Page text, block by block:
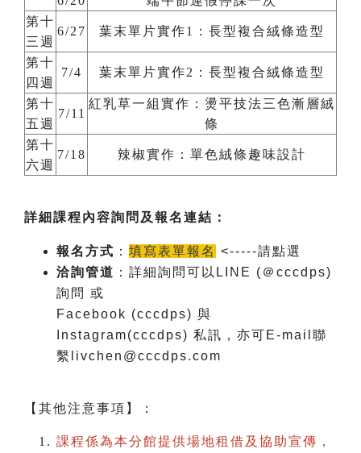
第十
三週
6/27 葉末單片實作1：⾧型複合絨條造型
第十
四週
7/4 葉末單片實作2：⾧型複合絨條造型
第十
五週
7/11
紅乳草一組實作：燙平技法三色漸層絨
條
第十
六週
7/18 辣椒實作：單色絨條趣味設計
詳細課程內容詢問及報名連結：
報名方式 ： 填寫表單報名 <-----請點選
洽詢管道 ：詳細詢問可以LINE (＠cccdps)
詢問 或
Facebook (cccdps) 與
Instagram(cccdps) 私訊，亦可E-mail聯
繫livchen@cccdps.com
【其他注意事項】：
課程係為本分館提供場地租借及協助宣傳，